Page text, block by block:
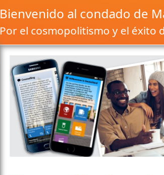
Bienvenido al condado de
Por el cosmopolitismo y el éxito